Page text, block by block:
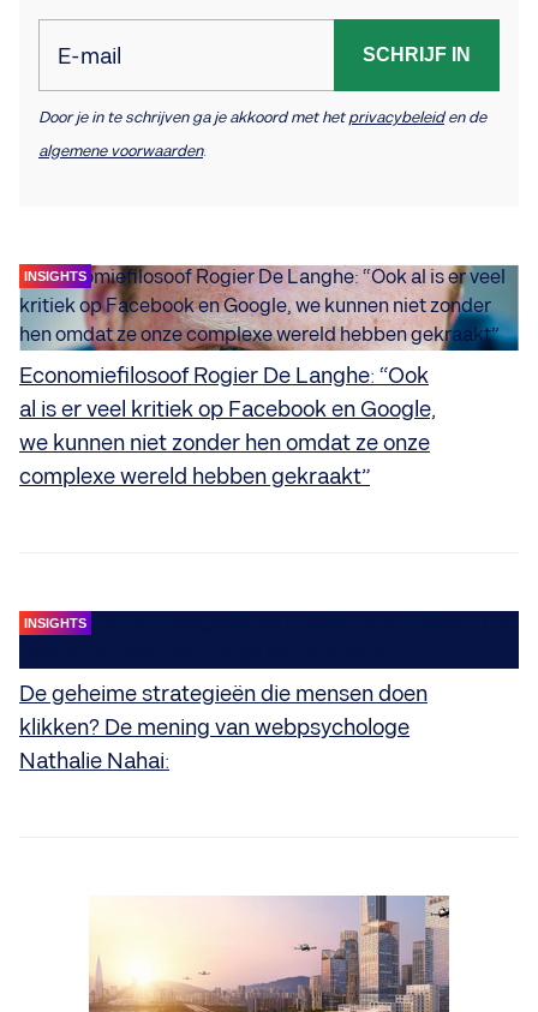
E-mail SCHRIJF IN
Door je in te schrijven ga je akkoord met hetprivacybeleiden de
algemene voorwaarden.
INSIGHTS
Economiefilosoof Rogier De Langhe: “Ook
al is er veel kritiek op Facebook en Google,
we kunnen niet zonder hen omdat ze onze
complexe wereld hebben gekraakt”
INSIGHTS
De geheime strategieën die mensen doen
klikken? De mening van webpsychologe
Nathalie Nahai: